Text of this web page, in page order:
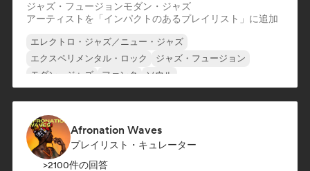
ジャズ・フュージョンモダン・ジャズ
アーティストを「インパクトのあるプレイリスト」に追加
エレクトロ・ジャズ／ニュー・ジャズ
エクスペリメンタル・ロック
ジャズ・フュージョン
モダン・ジャズ
ファンク ソウル
Afronation Waves
プレイリスト・キュレーター
>2100件の回答